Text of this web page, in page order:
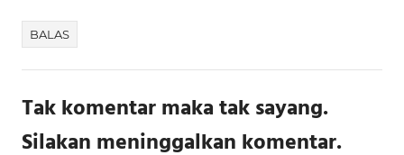
BALAS
Tak komentar maka tak sayang.
Silakan meninggalkan komentar.